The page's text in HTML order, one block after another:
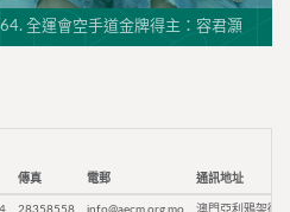
全運會空手道金牌得主：容君灝
傳真 電郵 通訊地址
28358558 info@aecm.org.mo 澳門亞利鴉架街9